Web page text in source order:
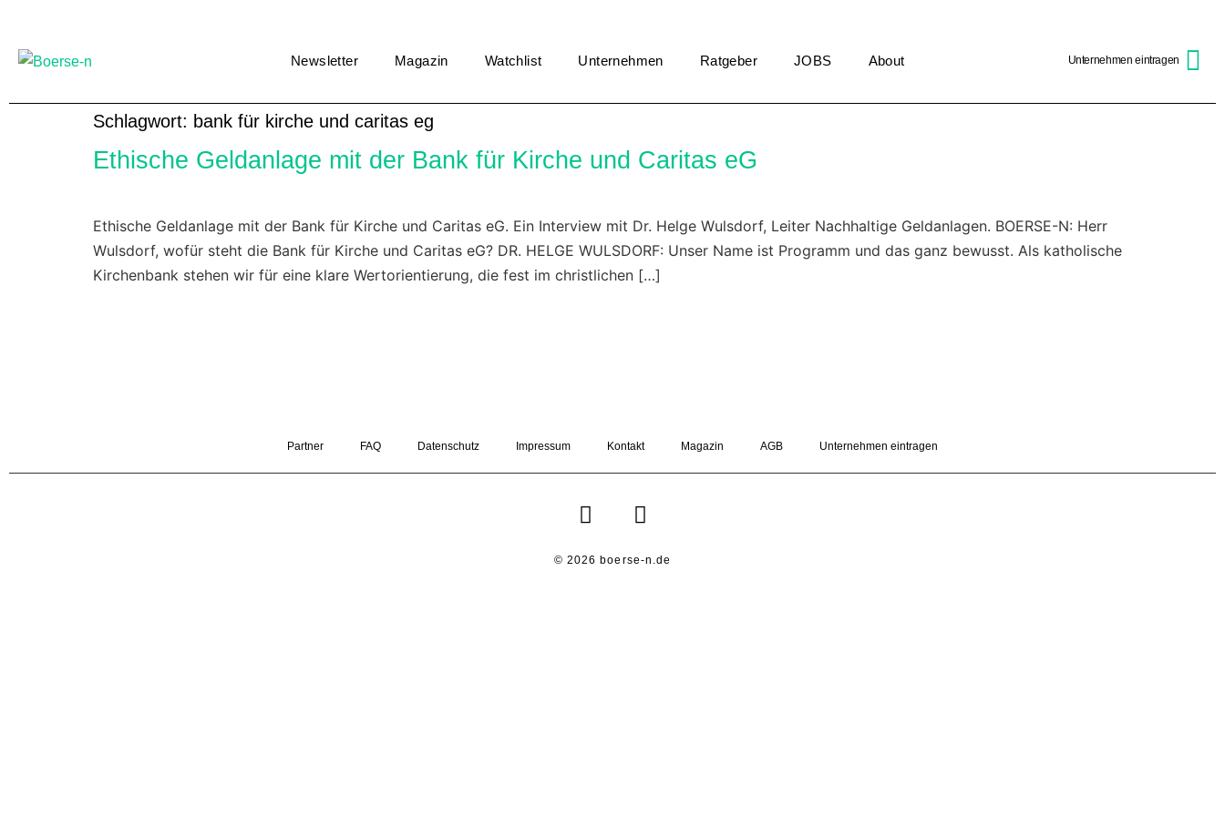
Newsletter Magazin Watchlist Unternehmen Ratgeber JOBS About Unternehmen eintragen
Schlagwort: bank für kirche und caritas eg
Ethische Geldanlage mit der Bank für Kirche und Caritas eG
Ethische Geldanlage mit der Bank für Kirche und Caritas eG. Ein Interview mit Dr. Helge Wulsdorf, Leiter Nachhaltige Geldanlagen. BOERSE-N: Herr
Wulsdorf, wofür steht die Bank für Kirche und Caritas eG? DR. HELGE WULSDORF: Unser Name ist Programm und das ganz bewusst. Als katholische
Kirchenbank stehen wir für eine klare Wertorientierung, die fest im christlichen […]
Partner FAQ Datenschutz Impressum Kontakt Magazin AGB Unternehmen eintragen
© 2026 boerse-n.de